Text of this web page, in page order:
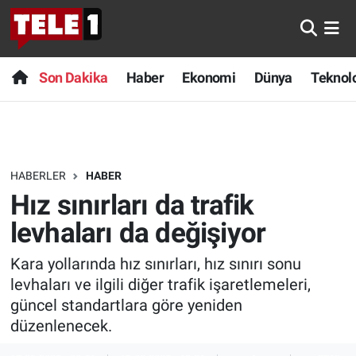
Son Dakika Haber Ekonomi Dünya
HABERLER HABER
Hız sınırları da trafik
levhaları da değişiyor
Kara yollarında hız sınırları, hız sınırı sonu
levhaları ve ilgili diğer trafik işaretlemeleri,
güncel standartlara göre yeniden
düzenlenecek.
Anında Manşet
Başka Sohbetler
Bilim turu
Bilim ve Teknoloji Evreni
Doğa Konuşuyor
Dünya
Son Dakika
Haber
Dünya
Teknoloji
Sağlık
Spor
Nöbetçi Eczaneler
Hava Durumu
Trafik Durumu
Süper Lig Puan Durumu ve Fikstür
Tüm Manşetler
Son Dakika Haberleri